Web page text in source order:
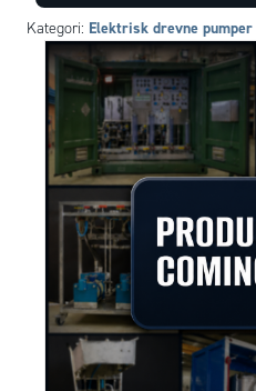
Kategori: Elektrisk drevne pumper